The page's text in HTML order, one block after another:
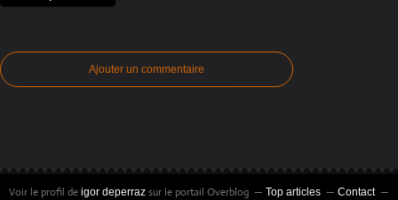
Ajouter un commentaire
Voir le profil de igor deperraz sur le portail Overblog Top articles
Contact